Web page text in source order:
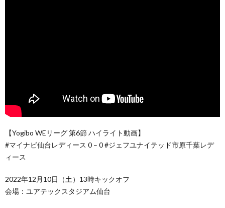
【Yogibo WEリーグ 第6節 ハイライト動画】
#マイナビ仙台レディース 0 – 0 #ジェフユナイテッド市原千葉レデ
ィース
2022年12月10日（土）13時キックオフ
会場：ユアテックスタジアム仙台